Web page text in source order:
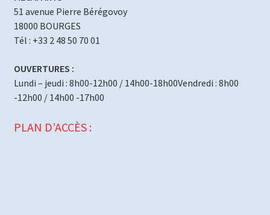
51 avenue Pierre Bérégovoy
18000 BOURGES
Tél : +33 2 48 50 70 01
OUVERTURES :
Lundi – jeudi : 8h00-12h00 / 14h00-18h00Vendredi : 8h00
-12h00 / 14h00 -17h00
PLAN D’ACCÈS :